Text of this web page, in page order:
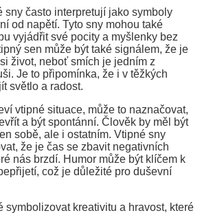
sny často interpretují jako symboly
od napětí. Tyto sny mohou také
vyjádřit své pocity a myšlenky bez
sen může být také signálem, že je
život, neboť smích je jedním z
Je to připomínka, že i v těžkých
světlo a radost.
vtipné situace, může to naznačovat,
a být spontánní. Člověk by měl být
sobě, ale i ostatním. Vtipné sny
že je čas se zbavit negativních
nás brzdí. Humor může být klíčem k
což je důležité pro duševní
symbolizovat kreativitu a hravost, které